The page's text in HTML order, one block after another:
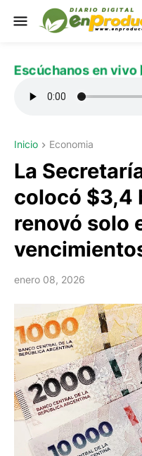
Escúchanos en vivo
Inicio Economia
La
colocó $3,4
renovó solo
enero 08, 2026